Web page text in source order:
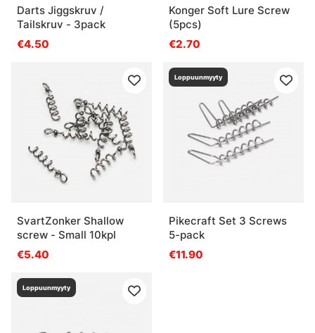
Darts Jiggskruv /
Tailskruv - 3pack
€4.50
Konger Soft Lure Screw
(5pcs)
€2.70
SvartZonker Shallow
screw - Small 10kpl
€5.40
Loppuunmyyty
Pikecraft Set 3 Screws
5-pack
€11.90
Loppuunmyyty